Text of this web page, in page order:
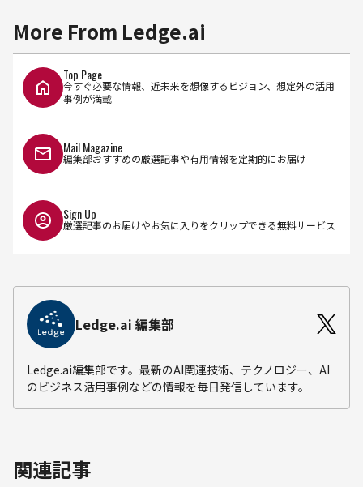
More From Ledge.ai
Top Page
今すぐ必要な情報、近未来を想像するビジョン、想定外の活用
事例が満載
Mail Magazine
編集部おすすめの厳選記事や有用情報を定期的にお届け
Sign Up
厳選記事のお届けやお気に入りをクリップできる無料サービス
Ledge.ai 編集部
Ledge.ai編集部です。最新のAI関連技術、テクノロジー、AI
のビジネス活用事例などの情報を毎日発信しています。
関連記事